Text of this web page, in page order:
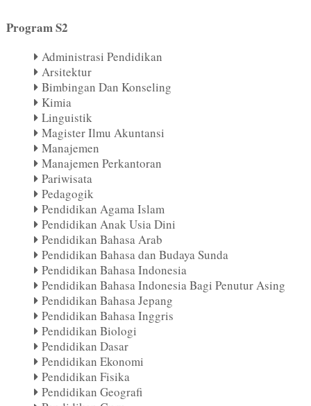
Program S2
Administrasi Pendidikan
Arsitektur
Bimbingan Dan Konseling
Kimia
Linguistik
Magister Ilmu Akuntansi
Manajemen
Manajemen Perkantoran
Pariwisata
Pedagogik
Pendidikan Agama Islam
Pendidikan Anak Usia Dini
Pendidikan Bahasa Arab
Pendidikan Bahasa dan Budaya Sunda
Pendidikan Bahasa Indonesia
Pendidikan Bahasa Indonesia Bagi Penutur Asing
Pendidikan Bahasa Jepang
Pendidikan Bahasa Inggris
Pendidikan Biologi
Pendidikan Dasar
Pendidikan Ekonomi
Pendidikan Fisika
Pendidikan Geografi